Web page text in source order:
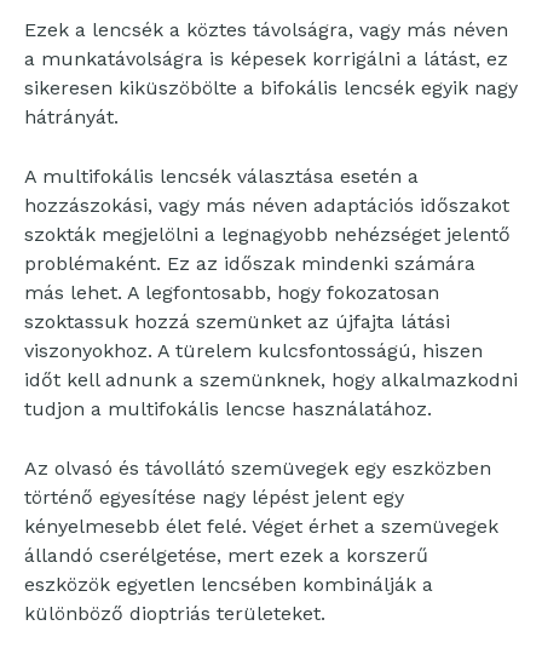
Ezek a lencsék a köztes távolságra, vagy más néven
a munkatávolságra is képesek korrigálni a látást, ez
sikeresen kiküszöbölte a bifokális lencsék egyik nagy
hátrányát.
A multifokális lencsék választása esetén a
hozzászokási, vagy más néven adaptációs időszakot
szokták megjelölni a legnagyobb nehézséget jelentő
problémaként. Ez az időszak mindenki számára
más lehet. A legfontosabb, hogy fokozatosan
szoktassuk hozzá szemünket az újfajta látási
viszonyokhoz. A türelem kulcsfontosságú, hiszen
időt kell adnunk a szemünknek, hogy alkalmazkodni
tudjon a multifokális lencse használatához.
Az olvasó és távollátó szemüvegek egy eszközben
történő egyesítése nagy lépést jelent egy
kényelmesebb élet felé. Véget érhet a szemüvegek
állandó cserélgetése, mert ezek a korszerű
eszközök egyetlen lencsében kombinálják a
különböző dioptriás területeket.